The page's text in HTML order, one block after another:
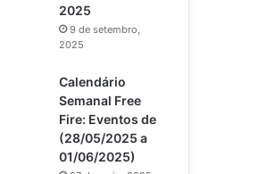
2025
9 de setembro,
2025
Calendário
Semanal Free
Fire: Eventos de
(28/05/2025 a
01/06/2025)